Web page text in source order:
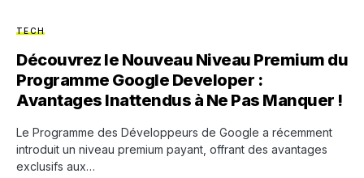
TECH
Découvrez le Nouveau Niveau Premium du
Programme Google Developer :
Avantages Inattendus à Ne Pas Manquer !
Le Programme des Développeurs de Google a récemment
introduit un niveau premium payant, offrant des avantages
exclusifs aux…